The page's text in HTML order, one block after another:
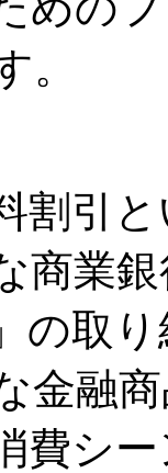
。
割引
商業
の取
金融
費シ